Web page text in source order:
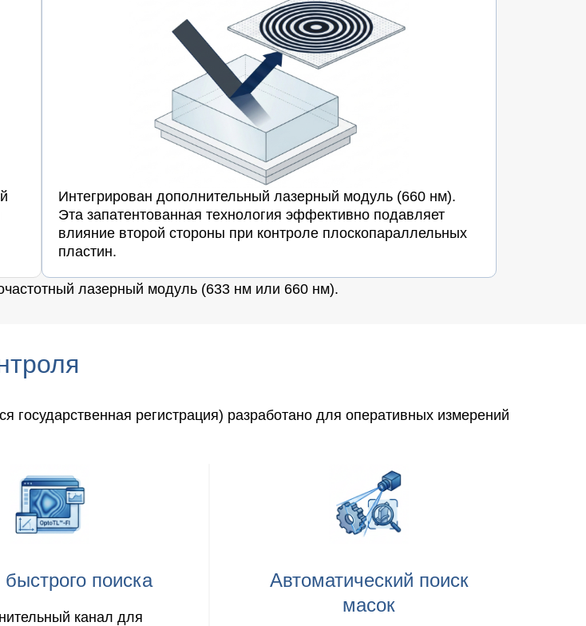
Интегрирован дополнительный лазерный модуль (660 нм).
Эта запатентованная технология эффективно подавляет
влияние второй стороны при контроле плоскопараллельных
пластин.
лазерный модуль (633 нм или 660 нм).
государственная регистрация) разработано для оперативных измерений
поиска
канал для
Автоматический поиск
масок